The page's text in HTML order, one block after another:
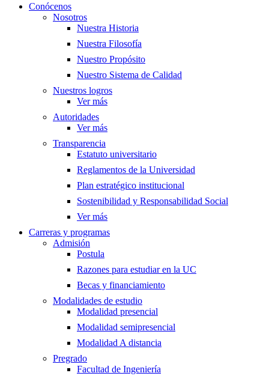
Conócenos
Nosotros
Nuestra Historia
Nuestra Filosofía
Nuestro Propósito
Nuestro Sistema de Calidad
Nuestros logros
Ver más
Autoridades
Ver más
Transparencia
Estatuto universitario
Reglamentos de la Universidad
Plan estratégico institucional
Sostenibilidad y Responsabilidad Social
Ver más
Carreras y programas
Admisión
Postula
Razones para estudiar en la UC
Becas y financiamiento
Modalidades de estudio
Modalidad presencial
Modalidad semipresencial
Modalidad A distancia
Pregrado
Facultad de Ingeniería